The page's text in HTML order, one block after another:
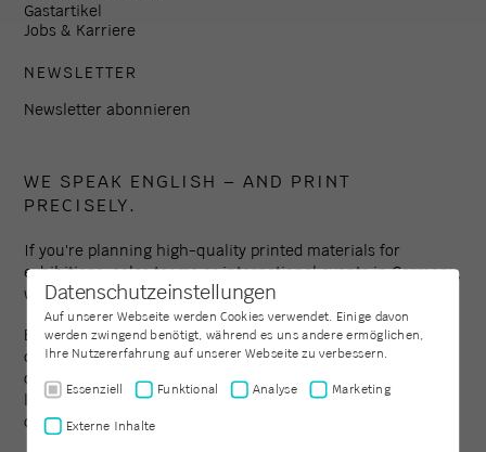
Gastartikel
Jobs & Karriere
NEWSLETTER
Newsletter abonnieren
WE SPEAK ENGLISH – AND PRINT
PRECISELY.
If you're planning high-quality printed materials for
exhibitions, sales teams or international events in Germany,
we're here to support you – reliably, clearly, on schedule.
Established in 1994, Colour Connection is one of the leading
digital print providers in the Frankfurt region – with a focus
on professional clients, custom formats and coordinated
logistics. Get in touch – we’ll respond within one working
day.
Datenschutzeinstellungen
Auf unserer Webseite werden Cookies verwendet. Einige davon
werden zwingend benötigt, während es uns andere ermöglichen,
Ihre Nutzererfahrung auf unserer Webseite zu verbessern.
Essenziell Funktional Analyse Marketing
Externe Inhalte